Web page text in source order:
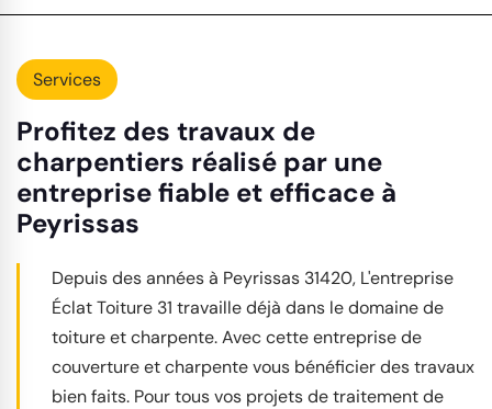
Services
Profitez des travaux de
charpentiers réalisé par une
entreprise fiable et efficace à
Peyrissas
Depuis des années à Peyrissas 31420, L'entreprise
Éclat Toiture 31 travaille déjà dans le domaine de
toiture et charpente. Avec cette entreprise de
couverture et charpente vous bénéficier des travaux
bien faits. Pour tous vos projets de traitement de